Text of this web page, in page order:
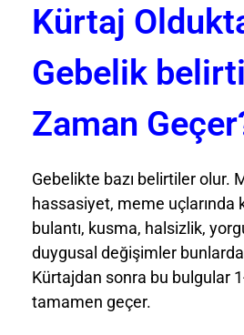
Kürtaj
Gebelik
Zaman
Gebelikte bazı belirtiler olur.
hassasiyet, meme uçlarında
bulantı, kusma, halsizlik,
duygusal değişimler
Kürtajdan sonra bu bulgular
tamamen geçer.